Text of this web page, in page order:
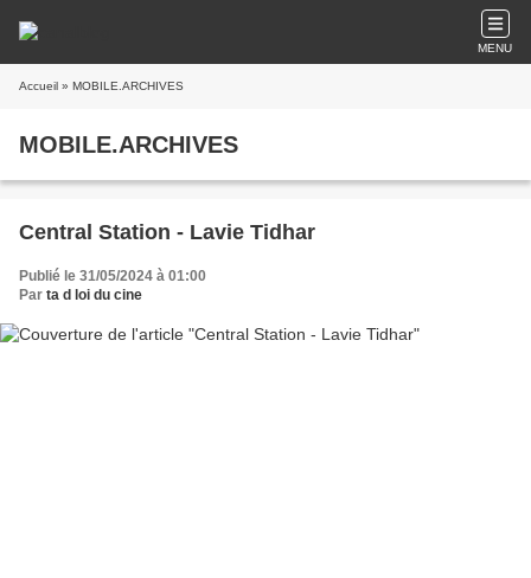
MENU
Accueil » MOBILE.ARCHIVES
MOBILE.ARCHIVES
Central Station - Lavie Tidhar
Publié le 31/05/2024 à 01:00
Par ta d loi du cine